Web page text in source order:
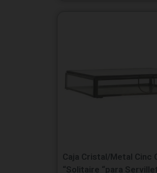
Caja Cristal/Metal Cinc
“Solitaire “para